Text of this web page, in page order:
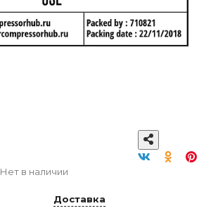
Нет в наличии
Доставка